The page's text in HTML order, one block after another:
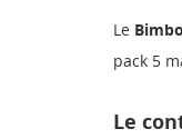
Le
pack 5
Le